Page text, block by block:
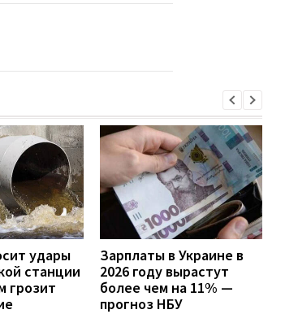
удары
станции
грозит
Зарплаты в Украине в
2026 году вырастут
более чем на 11% —
прогноз НБУ